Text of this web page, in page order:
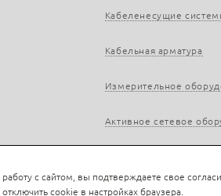
Кабеленесущие
Кабельная арматура
Измерительное
Активное сетевое
с сайтом, вы подтверждаете свое
cookie в настройках браузера.